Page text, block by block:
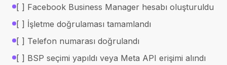
[ ] Facebook Business Manager hesabı oluşturuldu
[ ] İşletme doğrulaması tamamlandı
[ ] Telefon numarası doğrulandı
[ ] BSP seçimi yapıldı veya Meta API erişimi alındı